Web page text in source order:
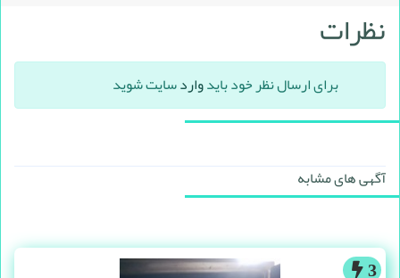
نظرات
برای ارسال نظر خود بایدواردسایت شوید
آگهی های مشابه
3